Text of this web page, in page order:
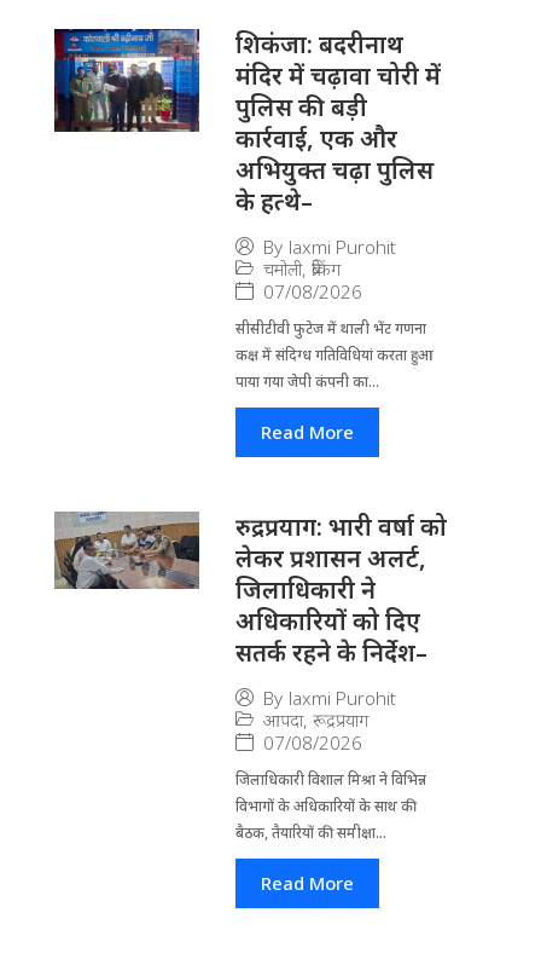
​शिकंजा: बदरीनाथ
मंदिर में चढ़ावा चोरी में
पुलिस की बड़ी
कार्रवाई, एक और
अभियुक्त चढ़ा पुलिस
के हत्थे–
By laxmi Purohit
चमोली, ब्रेकिंग
07/08/2026
सीसीटीवी फुटेज में थाली भेंट गणना
कक्ष में संदिग्ध गतिविधियां करता हुआ
पाया गया जेपी कंपनी का...
Read More
रुद्रप्रयाग: भारी वर्षा को
लेकर प्रशासन अलर्ट,
जिलाधिकारी ने
अधिकारियों को दिए
सतर्क रहने के निर्देश–
By laxmi Purohit
आपदा, रूद्रप्रयाग
07/08/2026
जिला​धिकारी विशाल मिश्रा ने वि​भिन्न
विभागों के अ​धिकारियों के साथ की
बैठक, तैयारियों की समीक्षा...
Read More